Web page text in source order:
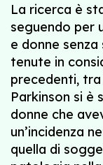
La ricerca è
seguendo per
e donne
tenute in
precedenti,
Parkinson si è
donne che
un’incidenza
quella di